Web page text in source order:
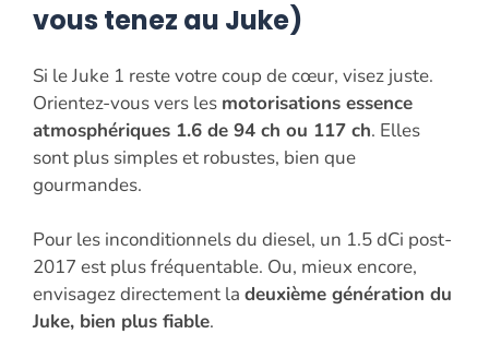
vous tenez au Juke)
Si le Juke 1 reste votre coup de cœur, visez juste.
Orientez-vous vers les motorisations essence
atmosphériques 1.6 de 94 ch ou 117 ch. Elles
sont plus simples et robustes, bien que
gourmandes.
Pour les inconditionnels du diesel, un 1.5 dCi post-
2017 est plus fréquentable. Ou, mieux encore,
envisagez directement la deuxième génération du
Juke, bien plus fiable.